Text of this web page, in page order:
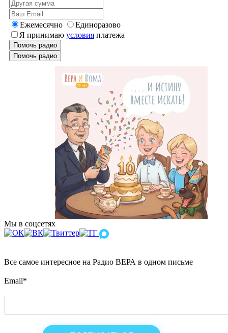
Ежемесячно
Единоразово
Я принимаю условия платежа
Помочь радио
Помочь радио
Мы в соцсетях
Все самое интересное на Радио ВЕРА в одном письме
Email*